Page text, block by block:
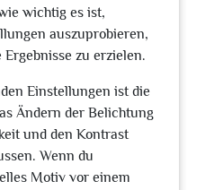
wichtig es ist,
auszuprobieren,
zu erzielen.
Einstellungen ist die
Ändern der Belichtung
und den Kontrast
Wenn du
Motiv vor einem